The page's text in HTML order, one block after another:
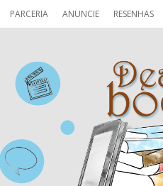
PARCERIA ANUNCIE RESENHAS